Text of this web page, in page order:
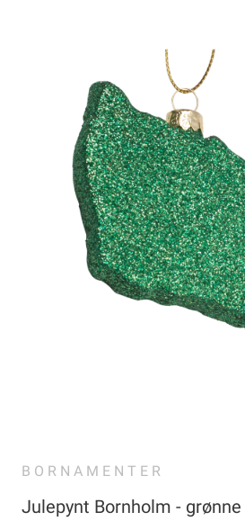
BORNAMENTER
Julepynt Bornholm -